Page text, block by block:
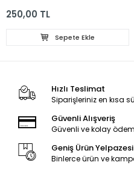
250,00 TL
Sepete Ekle
Hızlı Teslimat
Siparişleriniz en kısa
Güvenli Alışveriş
Güvenli ve kolay
Geniş Ürün Yelpazesi
Binlerce ürün ve